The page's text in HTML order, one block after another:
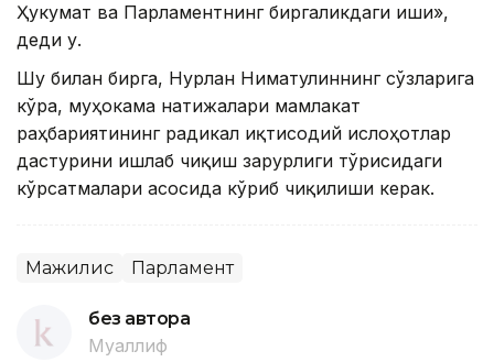
Ҳукумат ва Парламентнинг биргаликдаги иши»,
деди у.
Шу билан бирга, Нурлан Ниғматулиннинг сўзларига
кўра, муҳокама натижалари мамлакат
раҳбариятининг радикал иқтисодий ислоҳотлар
дастурини ишлаб чиқиш зарурлиги тўғрисидаги
кўрсатмалари асосида кўриб чиқилиши керак.
Мажилис Парламент
без автора
Муаллиф